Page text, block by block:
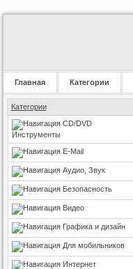
Главная Категории
Категории
CD/DVD
Инструменты
E-Mail
Аудио, Звук
Безопасность
Видео
Графика и дизайн
Для мобильников
Интернет